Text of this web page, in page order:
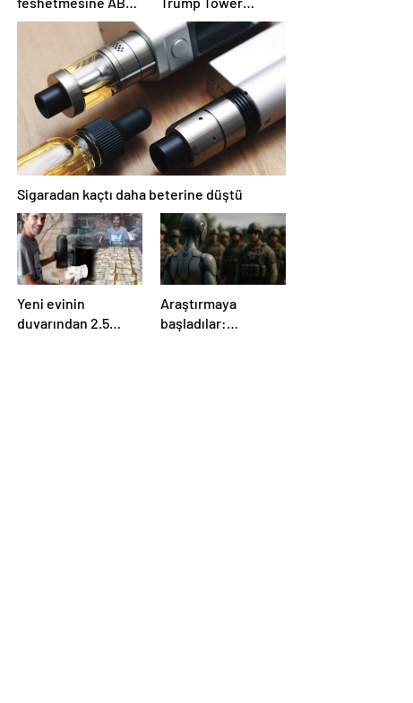
ne diyor? İlk
dikmeye hazır:
Yaptırımlar bitsin
yeter
Sigaradan kaçtı daha beterine düştü
Yeni evinin
duvarından 2.5
Araştırmaya
başladılar: